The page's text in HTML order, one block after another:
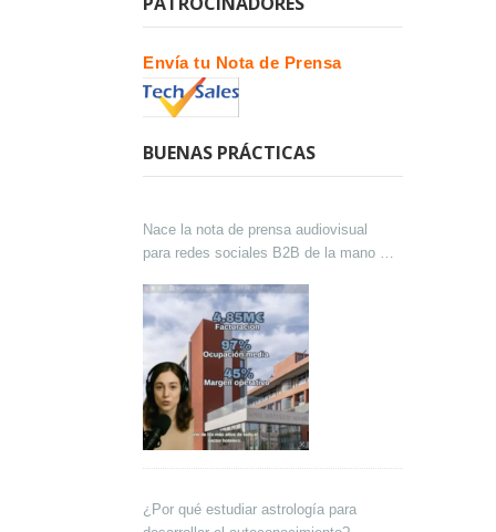
Envía tu Nota de Prensa
BUENAS PRÁCTICAS
Nace la nota de prensa audiovisual
para redes sociales B2B de la mano de
¿Por qué estudiar astrología para